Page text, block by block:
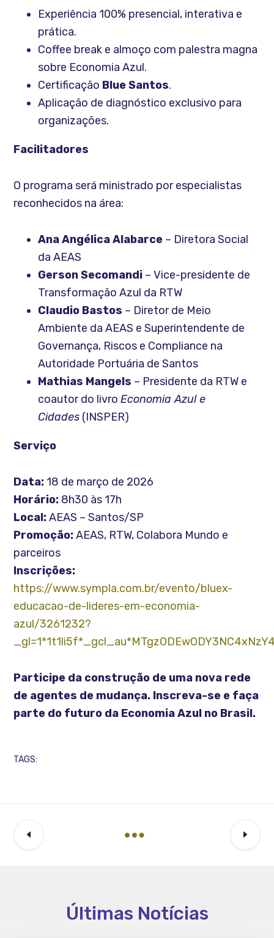
Experiência 100% presencial, interativa e
prática.
Coffee break e almoço com palestra magna
sobre Economia Azul.
Certificação Blue Santos.
Aplicação de diagnóstico exclusivo para
organizações.
Facilitadores
O programa será ministrado por especialistas
reconhecidos na área:
Ana Angélica Alabarce – Diretora Social
da AEAS
Gerson Secomandi – Vice-presidente de
Transformação Azul da RTW
Claudio Bastos – Diretor de Meio
Ambiente da AEAS e Superintendente de
Governança, Riscos e Compliance na
Autoridade Portuária de Santos
Mathias Mangels – Presidente da RTW e
coautor do livroEconomia Azul e
Cidades (INSPER)
Serviço
Data: 18 de março de 2026
Horário: 8h30 às 17h
Local:AEAS – Santos/SP
Promoção:AEAS, RTW, Colabora Mundo e
parceiros
Inscrições:
https://www.sympla.com.br/evento/bluex-
educacao-de-lideres-em-economia-
azul/3261232?
Participe da construção de uma nova rede
de agentes de mudança. Inscreva-se e faça
parte do futuro da Economia Azul no Brasil.
TAGS:
Últimas Notícias